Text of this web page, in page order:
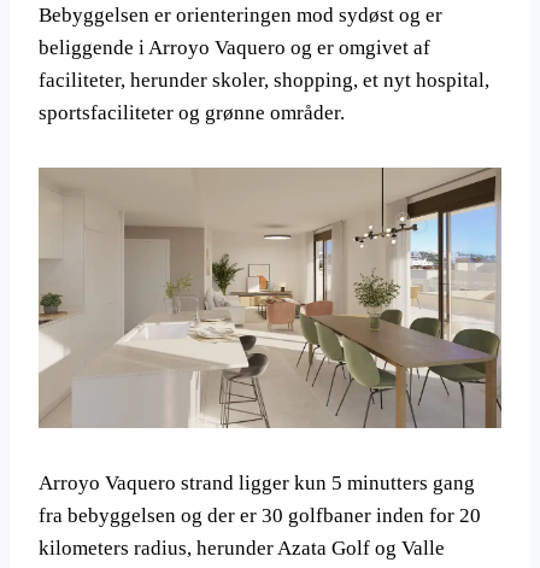
Bebyggelsen er orienteringen mod sydøst og er
beliggende i Arroyo Vaquero og er omgivet af
faciliteter, herunder skoler, shopping, et nyt hospital,
sportsfaciliteter og grønne områder.
Arroyo Vaquero strand ligger kun 5 minutters gang
fra bebyggelsen og der er 30 golfbaner inden for 20
kilometers radius, herunder Azata Golf og Valle